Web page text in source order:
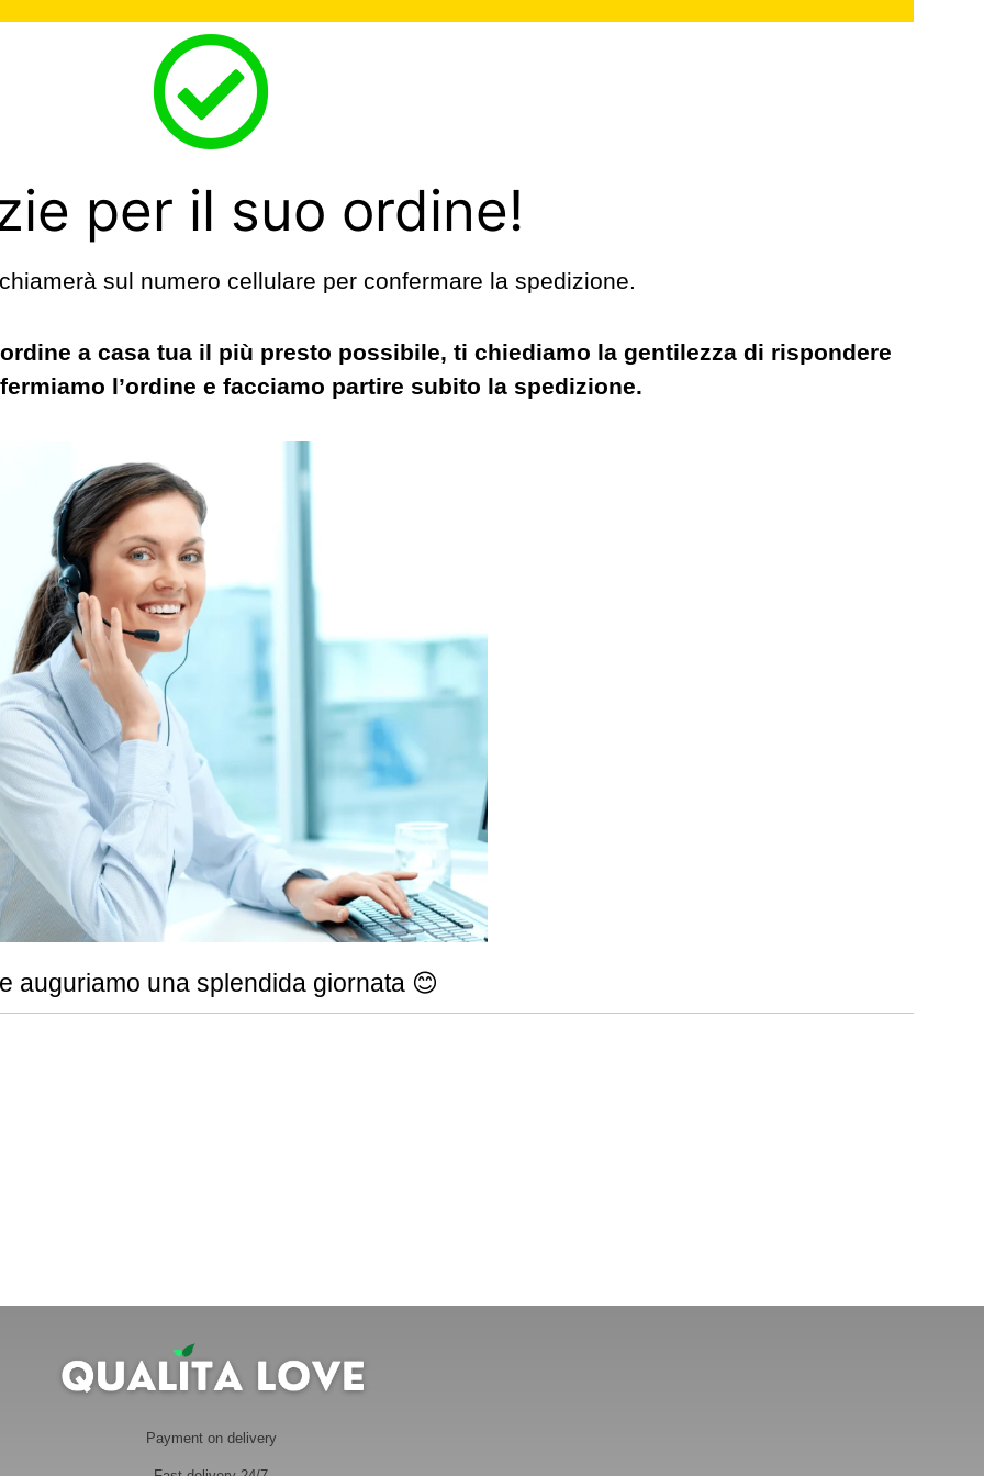
per il suo ordine!
sul numero cellulare per confermare la spedizione.
a casa tua il più presto possibile, ti chiediamo la gentilezza di rispondere
l’ordine e facciamo partire subito la spedizione.
auguriamo una splendida giornata 😊
Payment on delivery